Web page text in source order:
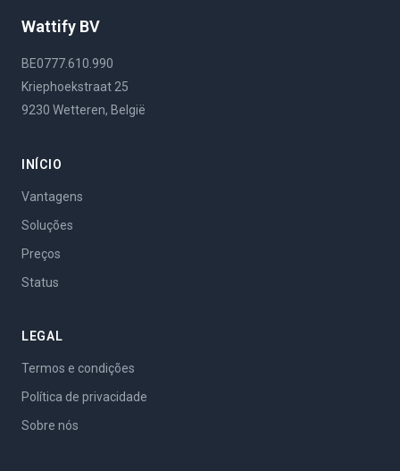
Wattify BV
BE0777.610.990
Kriephoekstraat 25
9230 Wetteren, België
INÍCIO
Vantagens
Soluções
Preços
Status
LEGAL
Termos e condições
Política de privacidade
Sobre nós